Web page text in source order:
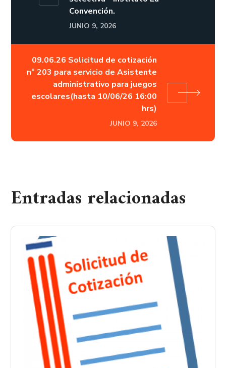
Convención.
JUNIO 9, 2026
09.06.26 Solicitud de cotización
n° 203 para servicio de Asistente
administrativo para juegos
escolares(hasta 10/06/26 16:00
hrs)
JUNIO 9, 2026
Entradas relacionadas